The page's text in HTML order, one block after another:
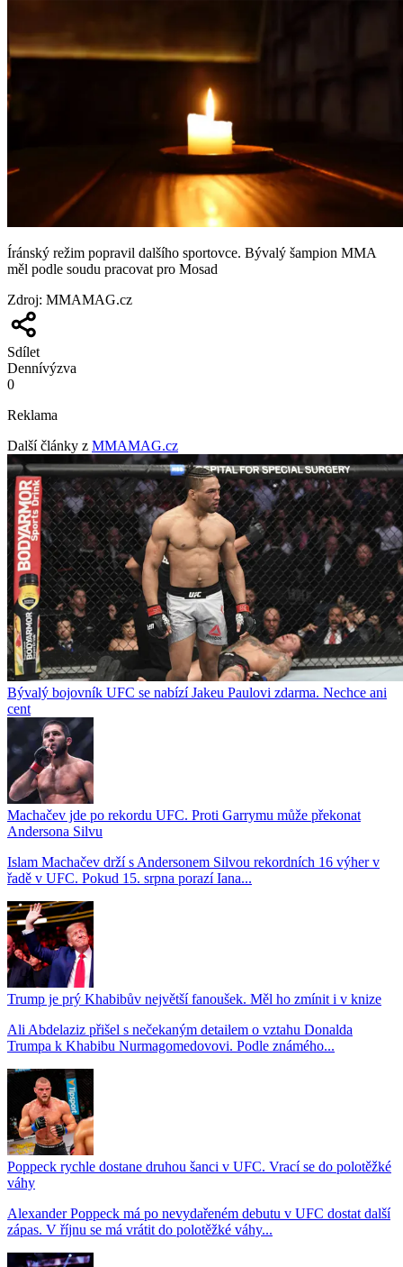
Íránský režim popravil dalšího sportovce. Bývalý šampion MMA
měl podle soudu pracovat pro Mosad
Zdroj: MMAMAG.cz
Sdílet
Dennívýzva
0
Reklama
Další články z MMAMAG.cz
Bývalý bojovník UFC se nabízí Jakeu Paulovi zdarma. Nechce ani
cent
Machačev jde po rekordu UFC. Proti Garrymu může překonat
Andersona Silvu
Islam Machačev drží s Andersonem Silvou rekordních 16 výher v
řadě v UFC. Pokud 15. srpna porazí Iana...
Trump je prý Khabibův největší fanoušek. Měl ho zmínit i v knize
Ali Abdelaziz přišel s nečekaným detailem o vztahu Donalda
Trumpa k Khabibu Nurmagomedovovi. Podle známého...
Poppeck rychle dostane druhou šanci v UFC. Vrací se do polotěžké
váhy
Alexander Poppeck má po nevydařeném debutu v UFC dostat další
zápas. V říjnu se má vrátit do polotěžké váhy...